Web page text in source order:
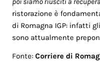
ristorazione è
di Romagna IGP: infatti
sono attualmente
Fonte:Corriere di